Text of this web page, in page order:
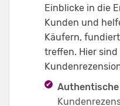
Einblicke in die
Kunden und
Käufern,
treffen. Hier
Authentische